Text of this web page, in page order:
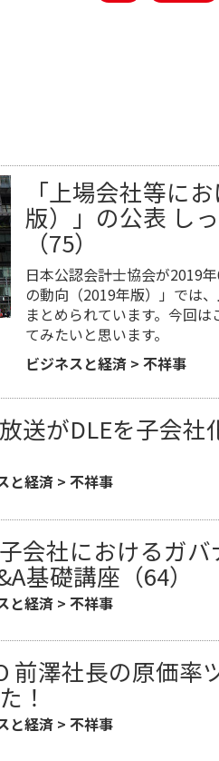
「上場会社等に
版）」の公表 し
（75）
日本公認会計士協会が2019
の動向（2019年版）」では
まとめられています。今回
てみたいと思います。
ビジネスと経済> 不祥事
送がDLEを子会社
と経済 >不祥事
会社におけるガ
基礎講座（64）
と経済 >不祥事
前澤社長の原価率
！
と経済 >不祥事